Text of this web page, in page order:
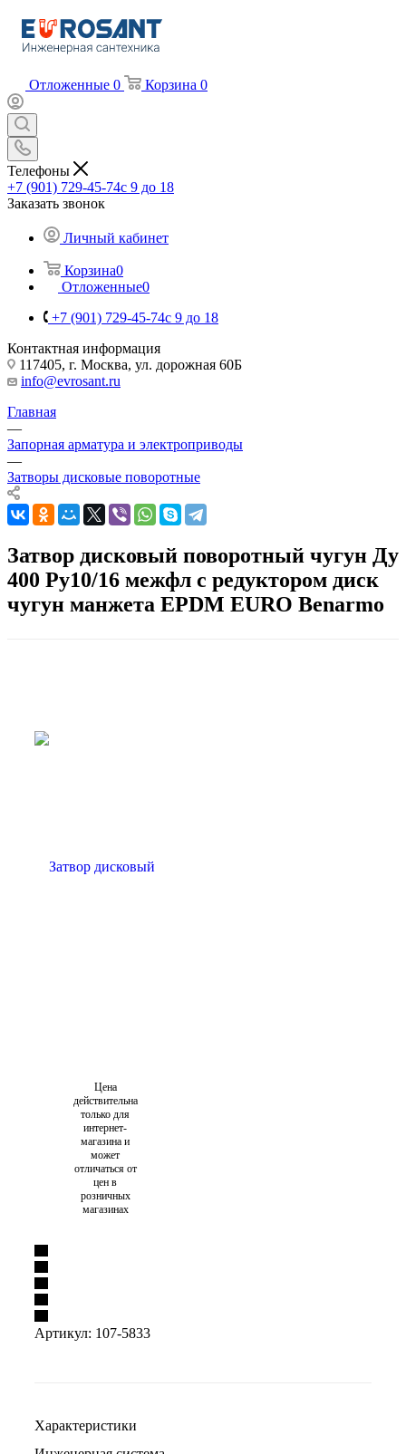
Отложенные 0 Корзина 0
Телефоны
+7 (901) 729-45-74c 9 до 18
Заказать звонок
Личный кабинет
Корзина0
Отложенные0
+7 (901) 729-45-74c 9 до 18
Контактная информация
117405, г. Москва, ул. дорожная 60Б
info@evrosant.ru
Главная
—
Запорная арматура и электроприводы
—
Затворы дисковые поворотные
Затвор дисковый поворотный чугун Ду
400 Ру10/16 межфл с редуктором диск
чугун манжета EPDM EURO Benarmo
Цена
действительна
только для
интернет-
магазина и
может
отличаться от
цен в
розничных
магазинах
Артикул: 107-5833
Характеристики